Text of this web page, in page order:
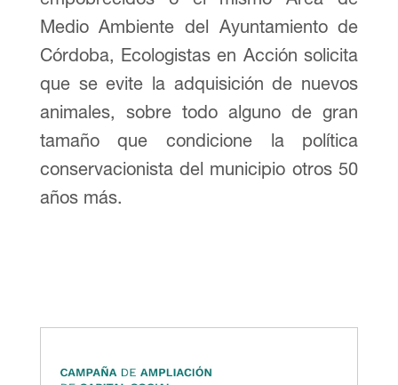
Medio Ambiente del Ayuntamiento de
Córdoba, Ecologistas en Acción solicita
que se evite la adquisición de nuevos
animales, sobre todo alguno de gran
tamaño que condicione la política
conservacionista del municipio otros 50
años más.